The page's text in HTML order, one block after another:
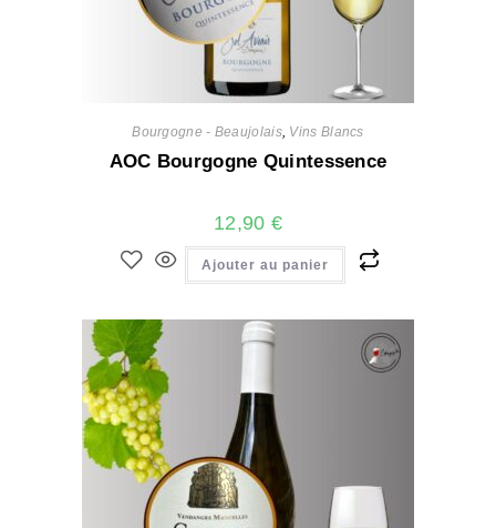
Bourgogne - Beaujolais, Vins Blancs
AOC Bourgogne Quintessence
12,90 €
Ajouter au panier